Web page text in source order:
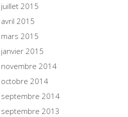
juillet 2015
avril 2015
mars 2015
janvier 2015
novembre 2014
octobre 2014
septembre 2014
septembre 2013